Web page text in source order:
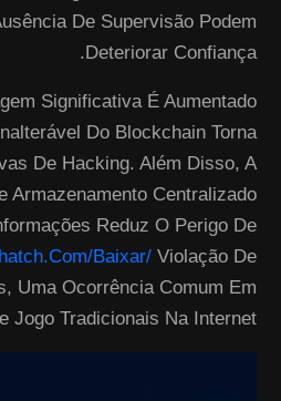
De Supervisão Podem
Deteriorar Confiança.
Significativa É Aumentado
Do Blockchain Torna
De Hacking. Além Disso, A
Armazenamento Centralizado
Reduz O Perigo De
baixar/ Violação De
Uma Ocorrência Comum Em
Jogo Tradicionais Na Internet.